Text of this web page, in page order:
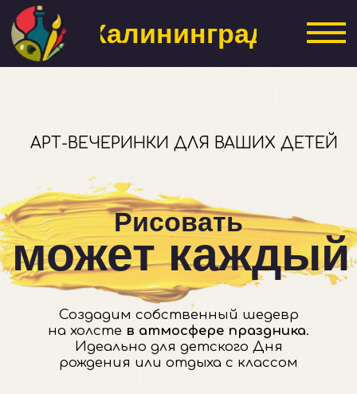
Калининград
может каждый
Выбрать вечеринку
Заказать корпоратив
Создадим собственный шедевр
на холстев атмосфере праздника
Идеально для детского Дня
рождения или отдыха с классом